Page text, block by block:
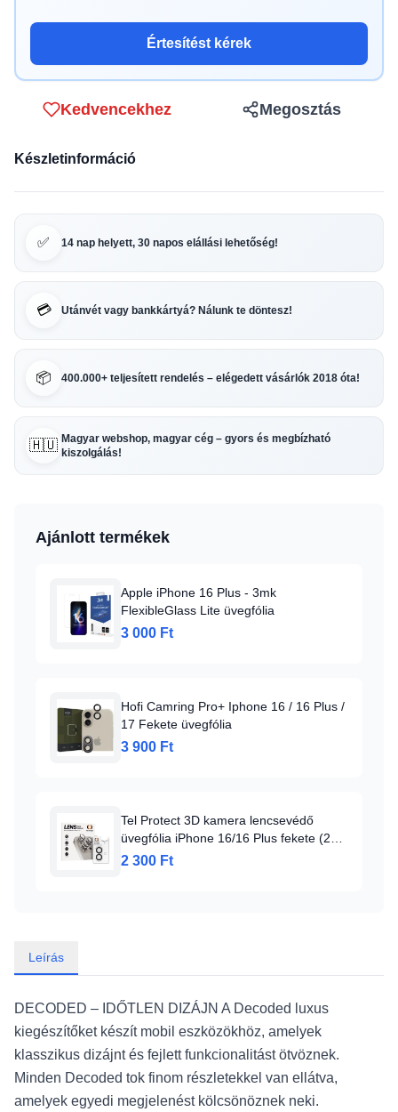
Értesítést kérek
Kedvencekhez Megosztás
Készletinformáció
✅ 14 nap helyett, 30 napos elállási lehetőség!
💳 Utánvét vagy bankkártyá? Nálunk te döntesz!
📦 400.000+ teljesített rendelés – elégedett vásárlók 2018 óta!
🇭🇺 Magyar webshop, magyar cég – gyors és megbízható
kiszolgálás!
Ajánlott termékek
Apple iPhone 16 Plus - 3mk
FlexibleGlass Lite üvegfólia
3 000 Ft
Hofi Camring Pro+ Iphone 16 / 16 Plus /
17 Fekete üvegfólia
3 900 Ft
Tel Protect 3D kamera lencsevédő
üvegfólia iPhone 16/16 Plus fekete (2
darabos lencse)
2 300 Ft
Leírás
DECODED – IDŐTLEN DIZÁJN A Decoded luxus
kiegészítőket készít mobil eszközökhöz, amelyek
klasszikus dizájnt és fejlett funkcionalitást ötvöznek.
Minden Decoded tok finom részletekkel van ellátva,
amelyek egyedi megjelenést kölcsönöznek neki.